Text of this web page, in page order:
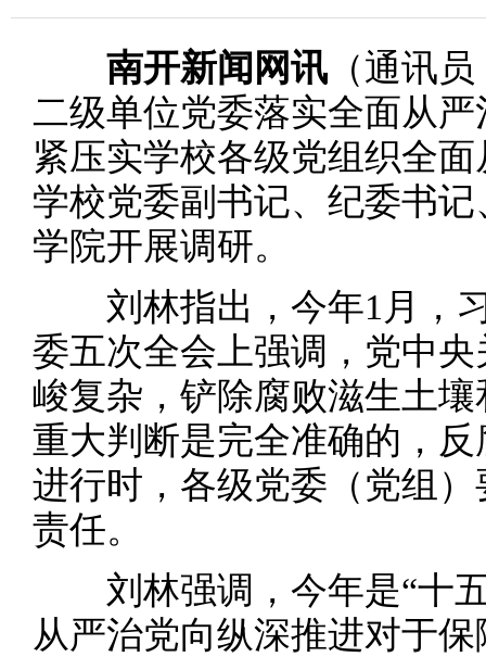
南开新闻网讯 （通讯
二级单位党委落实全面从
紧压实学校各级党组织全
学校党委副书记、纪委书
学院开展调研。
刘林指出，今年1月，习
委五次全会上强调，党中
峻复杂，铲除腐败滋生土
重大判断是完全准确的，
进行时，各级党委（党组
责任。
刘林强调，今年是“十五
从严治党向纵深推进对于